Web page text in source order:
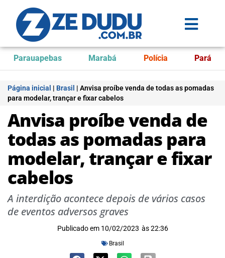
Parauapebas Marabá Polícia Pará
Página inicial | Brasil | Anvisa proíbe venda de todas as pomadas
para modelar, trançar e fixar cabelos
Anvisa proíbe venda de
todas as pomadas para
modelar, trançar e fixar
cabelos
A interdição acontece depois de vários casos
de eventos adversos graves
Publicado em 10/02/2023 às 22:36
Brasil